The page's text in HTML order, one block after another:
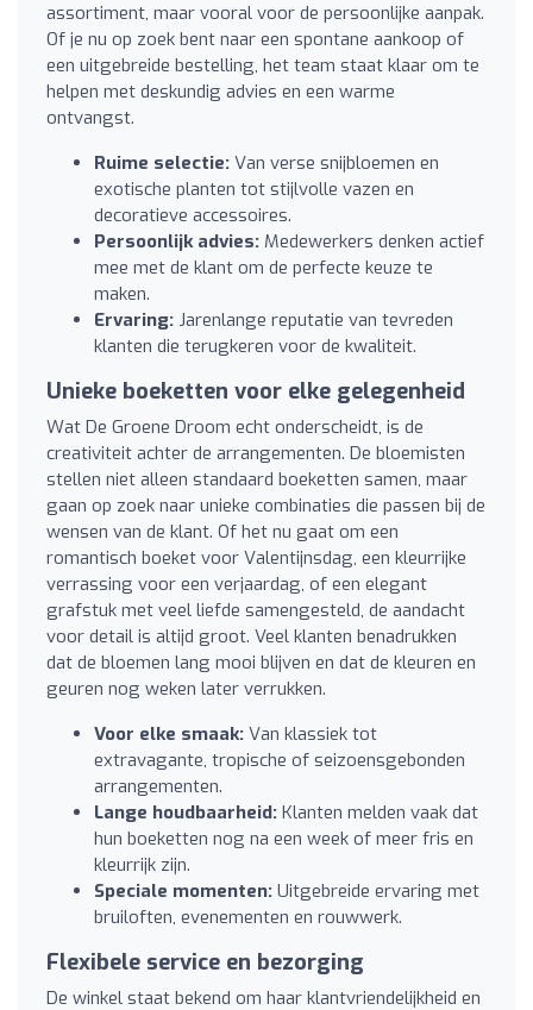
assortiment, maar vooral voor de persoonlijke aanpak.
Of je nu op zoek bent naar een spontane aankoop of
een uitgebreide bestelling, het team staat klaar om te
helpen met deskundig advies en een warme
ontvangst.
Ruime selectie: Van verse snijbloemen en
exotische planten tot stijlvolle vazen en
decoratieve accessoires.
Persoonlijk advies: Medewerkers denken actief
mee met de klant om de perfecte keuze te
maken.
Ervaring: Jarenlange reputatie van tevreden
klanten die terugkeren voor de kwaliteit.
Unieke boeketten voor elke gelegenheid
Wat De Groene Droom echt onderscheidt, is de
creativiteit achter de arrangementen. De bloemisten
stellen niet alleen standaard boeketten samen, maar
gaan op zoek naar unieke combinaties die passen bij de
wensen van de klant. Of het nu gaat om een
romantisch boeket voor Valentijnsdag, een kleurrijke
verrassing voor een verjaardag, of een elegant
grafstuk met veel liefde samengesteld, de aandacht
voor detail is altijd groot. Veel klanten benadrukken
dat de bloemen lang mooi blijven en dat de kleuren en
geuren nog weken later verrukken.
Voor elke smaak: Van klassiek tot
extravagante, tropische of seizoensgebonden
arrangementen.
Lange houdbaarheid: Klanten melden vaak dat
hun boeketten nog na een week of meer fris en
kleurrijk zijn.
Speciale momenten: Uitgebreide ervaring met
bruiloften, evenementen en rouwwerk.
Flexibele service en bezorging
De winkel staat bekend om haar klantvriendelijkheid en